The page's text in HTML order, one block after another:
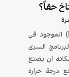
حقاً؟
برنامج الشفق النشط عالي التردد (HAARP) الموجود في
السري
ان يصنع
درجة حرارة